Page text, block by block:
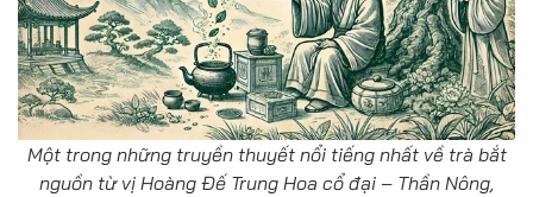
Một trong những truyền thuyết nổi tiếng nhất về trà bắt
nguồn từ vị Hoàng Đế Trung Hoa cổ đại – Thần Nông,